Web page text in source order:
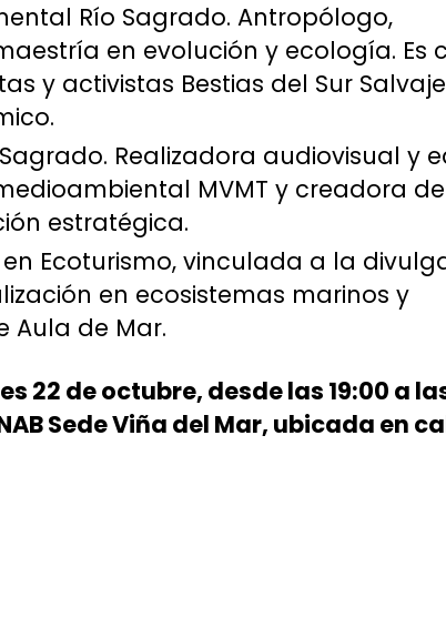
Río Sagrado. Antropólogo,
en evolución y ecología. Es
y activistas Bestias del Sur
Realizadora audiovisual y
MVMT y creadora de
estratégica.
Ecoturismo, vinculada a la
en ecosistemas marinos y
Aula de Mar.
22 de octubre, desde las 19:00 a
Sede Viña del Mar, ubicada en